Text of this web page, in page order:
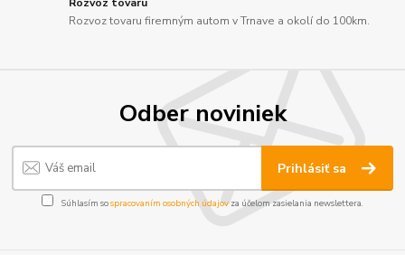
Rozvoz tovaru
Rozvoz tovaru firemným autom v Trnave a okolí do 100km.
Odber noviniek
Prihlásiť sa
Súhlasím sospracovaním osobných údajov za účelom zasielania newslettera.